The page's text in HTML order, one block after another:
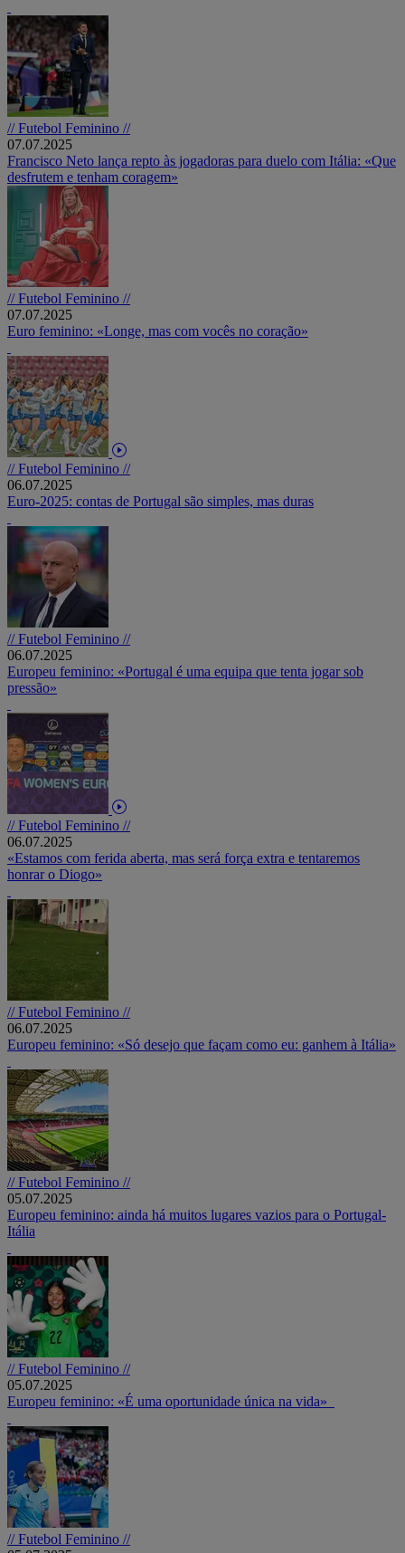
// Futebol Feminino //
07.07.2025
Francisco Neto lança repto às jogadoras para duelo com Itália: «Que
desfrutem e tenham coragem»
// Futebol Feminino //
07.07.2025
Euro feminino: «Longe, mas com vocês no coração»
// Futebol Feminino //
06.07.2025
Euro-2025: contas de Portugal são simples, mas duras
// Futebol Feminino //
06.07.2025
Europeu feminino: «Portugal é uma equipa que tenta jogar sob
pressão»
// Futebol Feminino //
06.07.2025
«Estamos com ferida aberta, mas será força extra e tentaremos
honrar o Diogo»
// Futebol Feminino //
06.07.2025
Europeu feminino: «Só desejo que façam como eu: ganhem à Itália»
// Futebol Feminino //
05.07.2025
Europeu feminino: ainda há muitos lugares vazios para o Portugal-
Itália
// Futebol Feminino //
05.07.2025
Europeu feminino: «É uma oportunidade única na vida»
// Futebol Feminino //